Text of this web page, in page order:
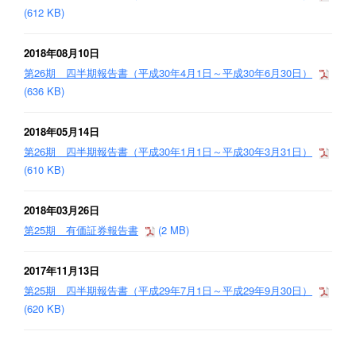
(612 KB)
2018年08月10日
第26期 四半期報告書（平成30年4月1日～平成30年6月30日）
(636 KB)
2018年05月14日
第26期 四半期報告書（平成30年1月1日～平成30年3月31日）
(610 KB)
2018年03月26日
第25期 有価証券報告書
(2 MB)
2017年11月13日
第25期 四半期報告書（平成29年7月1日～平成29年9月30日）
(620 KB)